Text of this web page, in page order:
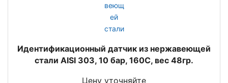
Идентификационный датчик из нержавеющей
стали AISI 303, 10 бар, 160C, вес 48гр.
Цену уточняйте